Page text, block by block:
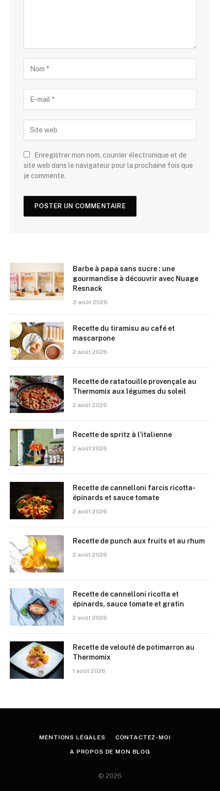
Enregistrer mon nom, courrier électronique et de
site web dans le navigateur pour la prochaine fois que
je commente.
Barbe à papa sans sucre : une
gourmandise à découvrir avec Nuage
Resnack
3 août 2026
Recette du tiramisu au café et
mascarpone
2 août 2026
Recette de ratatouille provençale au
Thermomix aux légumes du soleil
2 août 2026
Recette de spritz à l’italienne
2 août 2026
Recette de cannelloni farcis ricotta-
épinards et sauce tomate
2 août 2026
Recette de punch aux fruits et au rhum
2 août 2026
Recette de cannelloni ricotta et
épinards, sauce tomate et gratin
2 août 2026
Recette de velouté de potimarron au
Thermomix
1 août 2026
MENTIONS LÉGALES CONTACTEZ-MOI
A PROPOS DE MON BLOG
© 2026